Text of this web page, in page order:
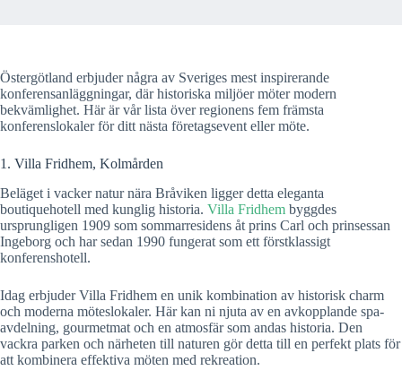
Östergötland erbjuder några av Sveriges mest inspirerande
konferensanläggningar, där historiska miljöer möter modern
bekvämlighet. Här är vår lista över regionens fem främsta
konferenslokaler för ditt nästa företagsevent eller möte.
1. Villa Fridhem, Kolmården
Beläget i vacker natur nära Bråviken ligger detta eleganta
boutiquehotell med kunglig historia. Villa Fridhem byggdes
ursprungligen 1909 som sommarresidens åt prins Carl och prinsessan
Ingeborg och har sedan 1990 fungerat som ett förstklassigt
konferenshotell.
Idag erbjuder Villa Fridhem en unik kombination av historisk charm
och moderna möteslokaler. Här kan ni njuta av en avkopplande spa-
avdelning, gourmetmat och en atmosfär som andas historia. Den
vackra parken och närheten till naturen gör detta till en perfekt plats för
att kombinera effektiva möten med rekreation.